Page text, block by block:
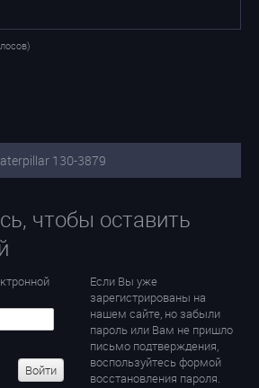
130-3879
чтобы оставить
Войти
Если Вы уже
зарегистрированы на
нашем сайте, но забыли
пароль или Вам не пришло
письмо подтверждения,
воспользуйтесь формой
восстановления пароля.